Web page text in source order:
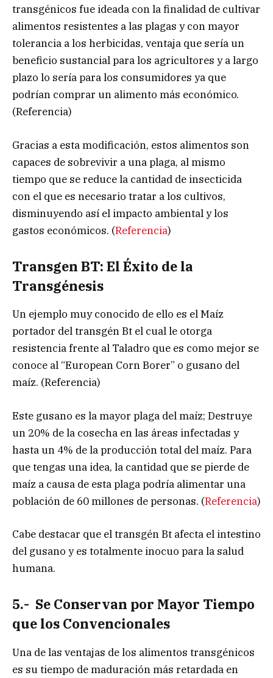
transgénicos fue ideada con la finalidad de cultivar
alimentos resistentes a las plagas y con mayor
tolerancia a los herbicidas, ventaja que sería un
beneficio sustancial para los agricultores y a largo
plazo lo sería para los consumidores ya que
podrían comprar un alimento más económico.
(Referencia)
Gracias a esta modificación, estos alimentos son
capaces de sobrevivir a una plaga, al mismo
tiempo que se reduce la cantidad de insecticida
con el que es necesario tratar a los cultivos,
disminuyendo así el impacto ambiental y los
gastos económicos. (Referencia)
Transgen BT: El Éxito de la
Transgénesis
Un ejemplo muy conocido de ello es el Maíz
portador del transgén Bt el cual le otorga
resistencia frente al Taladro que es como mejor se
conoce al “European Corn Borer” o gusano del
maíz. (Referencia)
Este gusano es la mayor plaga del maíz; Destruye
un 20% de la cosecha en las áreas infectadas y
hasta un 4% de la producción total del maíz. Para
que tengas una idea, la cantidad que se pierde de
maíz a causa de esta plaga podría alimentar una
población de 60 millones de personas. (Referencia)
Cabe destacar que el transgén Bt afecta el intestino
del gusano y es totalmente inocuo para la salud
humana.
5.- Se Conservan por Mayor Tiempo
que los Convencionales
Una de las ventajas de los alimentos transgénicos
es su tiempo de maduración más retardada en